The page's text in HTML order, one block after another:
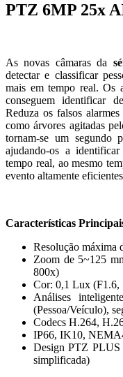
PTZ 6MP 25x
As novas câmaras da
detectar e classificar
mais em tempo real. Os
conseguem identificar
Reduza os falsos
como árvores agitadas
tornam-se um segundo
ajudando-os a
tempo real, ao mesmo
evento altamente
Características
Resolução máxima
Zoom de 5~125
800x)
Cor: 0,1 Lux (F1.6,
Análises
(Pessoa/Veículo),
Codecs H.264,
IP66, IK10,
Design PTZ PLUS
simplificada)